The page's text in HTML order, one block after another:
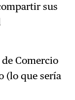
sus
Comercio
(lo que sería